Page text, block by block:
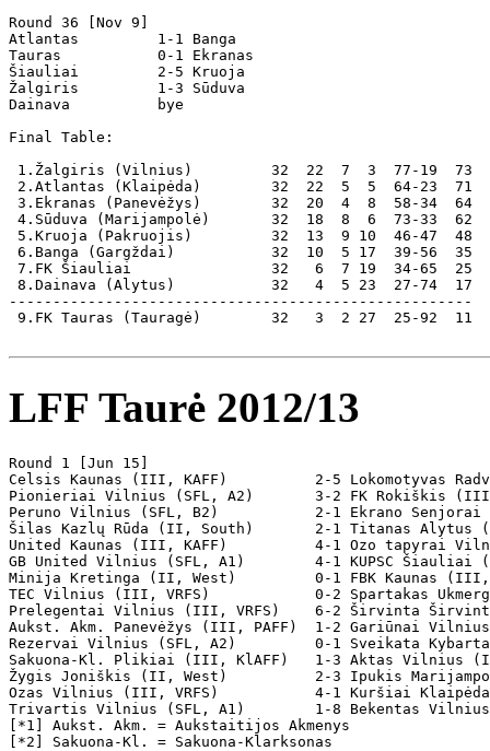
Round 36 [Nov 9]
Atlantas         1-1 Banga
Tauras           0-1 Ekranas
Šiauliai         2-5 Kruoja
Žalgiris         1-3 Sūduva
Dainava          bye
Final Table:
1.Žalgiris (Vilnius)         32  22  7  3  77-19  73
2.Atlantas (Klaipėda)        32  22  5  5  64-23  71
3.Ekranas (Panevėžys)        32  20  4  8  58-34  64
4.Sūduva (Marijampolė)       32  18  8  6  73-33  62
5.Kruoja (Pakruojis)         32  13  9 10  46-47  48
6.Banga (Gargždai)           32  10  5 17  39-56  35
7.FK Šiauliai                32   6  7 19  34-65  25
8.Dainava (Alytus)           32   4  5 23  27-74  17
-----------------------------------------------------
9.FK Tauras (Tauragė)        32   3  2 27  25-92  11
LFF Taurė 2012/13
Round 1 [Jun 15]
Celsis Kaunas (III, KAFF)          2-5 Lokomotyvas
Pionieriai Vilnius (SFL, A2)       3-2 FK Rokiškis
Peruno Vilnius (SFL, B2)           2-1 Ekrano
Šilas Kazlų Rūda (II, South)       2-1 Titanas
United Kaunas (III, KAFF)          4-1 Ozo tapyrai
GB United Vilnius (SFL, A1)        4-1 KUPSC
Minija Kretinga (II, West)         0-1 FBK Kaunas
TEC Vilnius (III, VRFS)            0-2 Spartakas
Prelegentai Vilnius (III, VRFS)    6-2 Širvinta
Aukst. Akm. Panevėžys (III, PAFF)  1-2 Gariūnai
Rezervai Vilnius (SFL, A2)         0-1 Sveikata
Sakuona-Kl. Plikiai (III, KlAFF)   1-3 Aktas
Žygis Joniškis (II, West)          2-3 Ipukis
Ozas Vilnius (III, VRFS)           4-1 Kuršiai
Trivartis Vilnius (SFL, A1)        1-8 Bekentas
[*1] Aukst. Akm. = Aukstaitijos Akmenys
[*2] Sakuona-Kl. = Sakuona-Klarksonas